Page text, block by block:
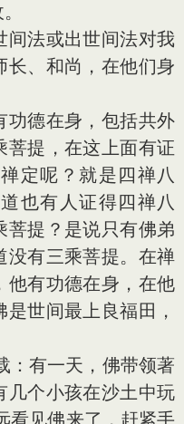
间法或出世间法对我
长、和尚，在他们身
功德在身，包括共外
菩提，在这上面有证
定呢？就是四禅八
也有人证得四禅八
菩提？是说只有佛弟
没有三乘菩提。在禅
他有功德在身，在他
世间最上良福田，
：有一天，佛带领著
几个小孩在沙土中玩
看见佛来了，赶紧手